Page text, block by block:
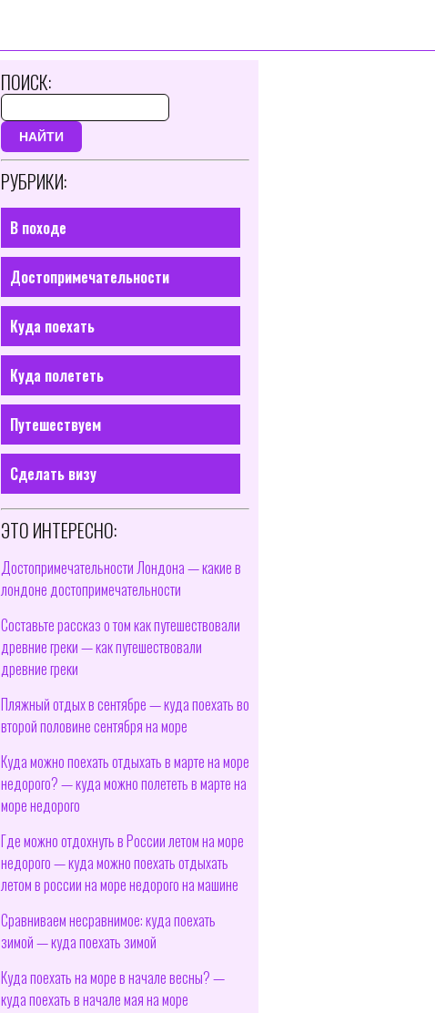
ПОИСК:
НАЙТИ
РУБРИКИ:
В походе
Достопримечательности
Куда поехать
Куда полететь
Путешествуем
Сделать визу
ЭТО ИНТЕРЕСНО:
Достопримечательности Лондона — какие в
лондоне достопримечательности
Составьте рассказ о том как путешествовали
древние греки — как путешествовали
древние греки
Пляжный отдых в сентябре — куда поехать во
второй половине сентября на море
Куда можно поехать отдыхать в марте на море
недорого? — куда можно полететь в марте на
море недорого
Где можно отдохнуть в России летом на море
недорого — куда можно поехать отдыхать
летом в россии на море недорого на машине
Сравниваем несравнимое: куда поехать
зимой — куда поехать зимой
Куда поехать на море в начале весны? —
куда поехать в начале мая на море